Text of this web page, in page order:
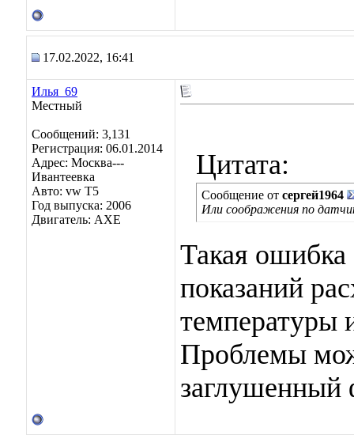
17.02.2022, 16:41
Илья_69
Местный
Сообщений: 3,131
Регистрация: 06.01.2014
Адрес: Москва---
Ивантеевка
Авто: vw T5
Год выпуска: 2006
Двигатель: AXE
Цитата:
Сообщение от сергей1964
Или соображения по
Такая ошибка
показаний
температуры
Проблемы
заглушенный